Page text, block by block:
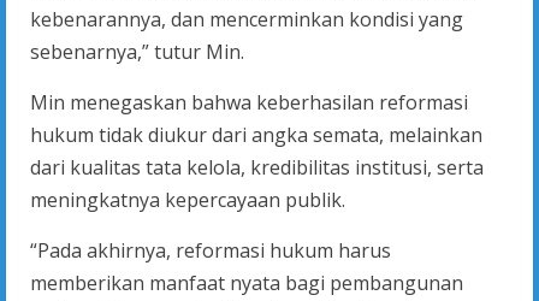
kebenarannya, dan mencerminkan kondisi yang
sebenarnya,” tutur Min.
Min menegaskan bahwa keberhasilan reformasi
hukum tidak diukur dari angka semata, melainkan
dari kualitas tata kelola, kredibilitas institusi, serta
meningkatnya kepercayaan publik.
“Pada akhirnya, reformasi hukum harus
memberikan manfaat nyata bagi pembangunan